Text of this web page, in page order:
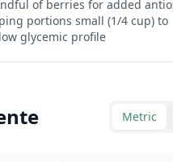
of berries for added
portions small (1/4 cup) to
glycemic profile
Metric